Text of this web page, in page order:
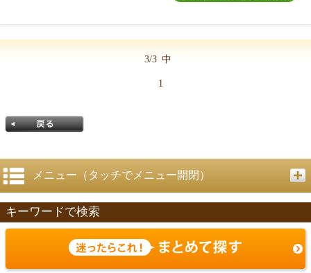
3/3 中
1
戻る
メニュー（タッチでメニュー開閉）
キーワードで検索